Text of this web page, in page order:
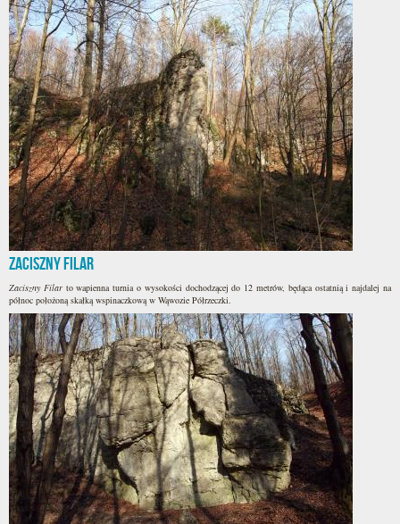
Zaciszny Filar
Zaciszny Filarto wapienna turnia o wysokości dochodzącej do 12 metrów, będąca ostatnią i najdalej na
północ położoną skałką wspinaczkową w Wąwozie Półrzeczki.